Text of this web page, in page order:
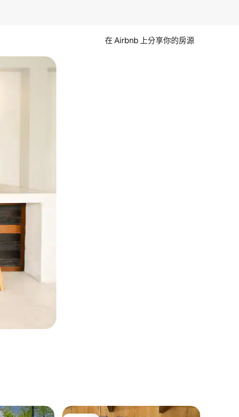
在 Airbnb 上分享你的房源